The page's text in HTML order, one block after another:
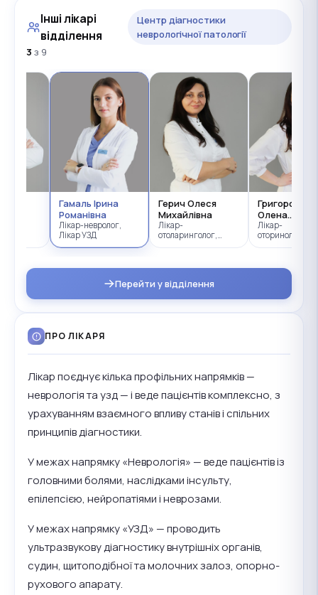
Інші лікарі
відділення
Центр діагностики
неврологічної патології
3 з 9
Гамаль Ірина
Романівна
Лікар-невролог,
Лікар УЗД
Герич Олеся
Михайлівна
Лікар-
отоларинголог,
Лікар-сурдолог
Григорська
Олена
Ярославівна
Лікар-
Лікар-сурдолог
Перейти у відділення
ПРО ЛІКАРЯ
Лікар поєднує кілька профільних напрямків —
неврологія та узд — і веде пацієнтів комплексно, з
урахуванням взаємного впливу станів і спільних
принципів діагностики.
У межах напрямку «Неврологія» — веде пацієнтів із
головними болями, наслідками інсульту,
епілепсією, нейропатіями і неврозами.
У межах напрямку «УЗД» — проводить
ультразвукову діагностику внутрішніх органів,
судин, щитоподібної та молочних залоз, опорно-
рухового апарату.